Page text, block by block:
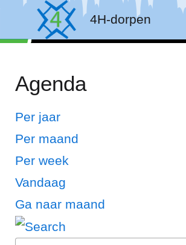
4H-dorpen
Agenda
Per jaar
Per maand
Per week
Vandaag
Ga naar maand